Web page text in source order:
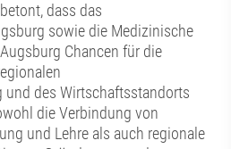
dass das
sowie die Medizinische
Chancen für die
und des Wirtschaftsstandorts
die Verbindung von
und Lehre als auch regionale